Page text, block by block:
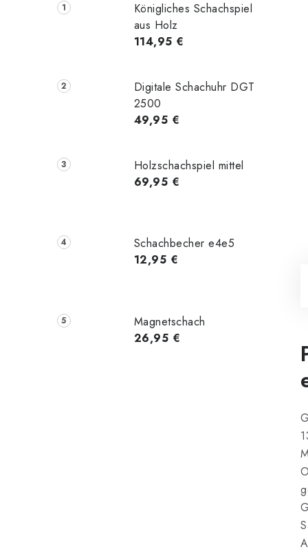
Königliches Schachspiel
aus Holz
114,95 €
Digitale Schachuhr DGT
2500
49,95 €
Holzschachspiel mittel
69,95 €
Schachbecher e4e5
12,95 €
Magnetschach
26,95 €